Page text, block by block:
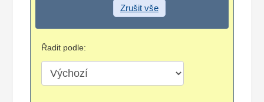
Zrušit vše
Řadit podle: